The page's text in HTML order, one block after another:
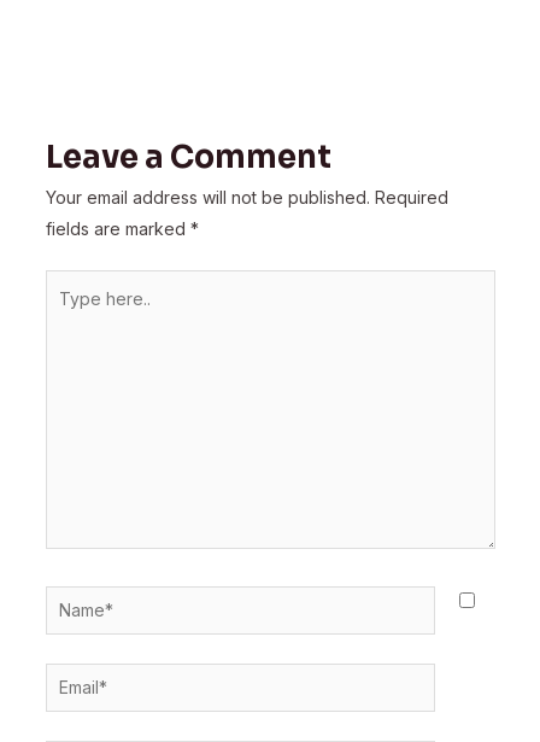
Leave a Comment
Your email address will not be published. Required
fields are marked *
here..
Name*
Email*